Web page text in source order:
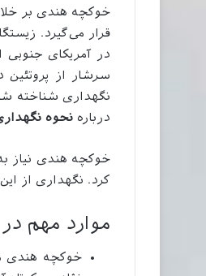
خوکچه هندی بر
قرار می‌گیرد.
نگهداری شناخته
درباره نحوه
خوکچه هندی نیاز
کرد. نگهداری از
موارد مهم
خوکچه هندی